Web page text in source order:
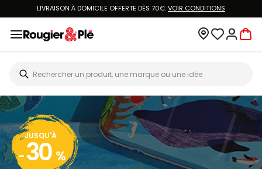
LIVRAISON À DOMICILE OFFERTE DÈS 70€.VOIR CONDITIONS
JUSQU'À
- 30 %